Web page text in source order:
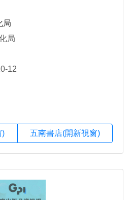
局
局
12
) 五南書店(開新視窗)